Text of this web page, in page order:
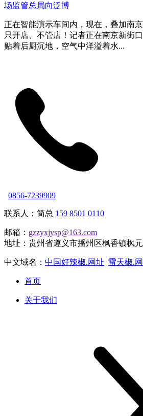
场监管总局向泛博
正在智能演示车间内，现在，叠加南
只开店、不管店！记者正在南京新街
贴着后厨沉地，空气中洋溢着水...
0856-7239909
联系人：简总 159 8501 0110
邮箱： gzzyxjysp@163.com
地址：贵州省遵义市播州区枫香镇枫
中文域名： 中国好辣椒.网址 雷天椒.
首页
关于我们